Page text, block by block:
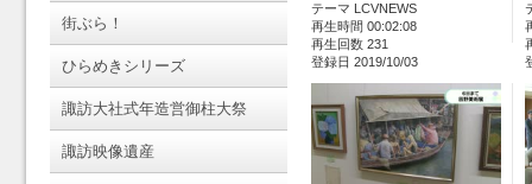
街ぶら！
ひらめきシリーズ
諏訪大社式年造営御柱大祭
諏訪映像遺産
テーマ LCVNEWS
再生時間 00:02:08
再生回数 231
登録日 2019/10/03